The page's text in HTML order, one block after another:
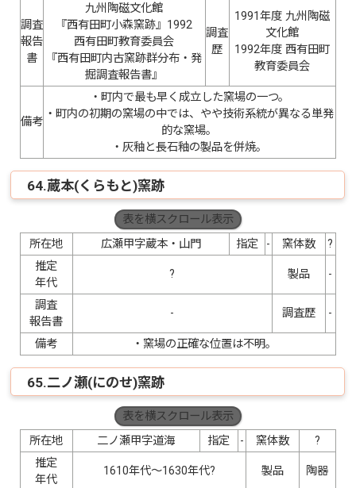
調査
報告
書
九州陶磁文化館
『西有田町小森窯跡』1992
西有田町教育委員会
『西有田町内古窯跡群分布・発
掘調査報告書』
調査
歴
1991年度 九州陶磁
文化館
1992年度 西有田町
教育委員会
備考
・町内で最も早く成立した窯場の一つ。
・町内の初期の窯場の中では、やや技術系統が異なる単発
的な窯場。
・灰釉と長石釉の製品を併焼。
64.蔵本(くらもと)窯跡
表を横スクロール表示
所在地
広瀬甲字蔵本・山門 指定 - 窯体数
?
推定
年代
? 製品 -
調査
報告書
- 調査歴 -
備考 ・窯場の正確な位置は不明。
65.二ノ瀬(にのせ)窯跡
表を横スクロール表示
所在地
二ノ瀬甲字道海 指定 - 窯体数
?
推定
年代
1610年代〜1630年代? 製品 陶器